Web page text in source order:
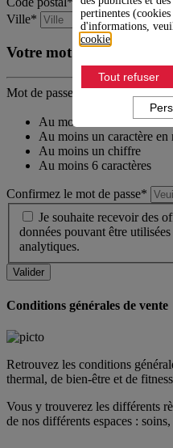
pertinentes
d'informations,
cookie
Tout refuser
Ville*
Votre mot de passe
Mot de passe*
Au moins un caractère en
Au moins un caractère en
Au moins un chiffre
Au moins 6 caractères
Confirmez le mot de passe*
Je souhaite recevoir des
données pouvant être
analytiques.
Conditions générales de vente
Retrouvez les conditions
thermal, de bien-être et de
Vous y trouverez les différents
de nos différents espaces :